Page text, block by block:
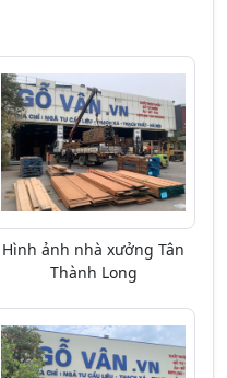
Hình ảnh nhà xưởng Tân
Thành Long